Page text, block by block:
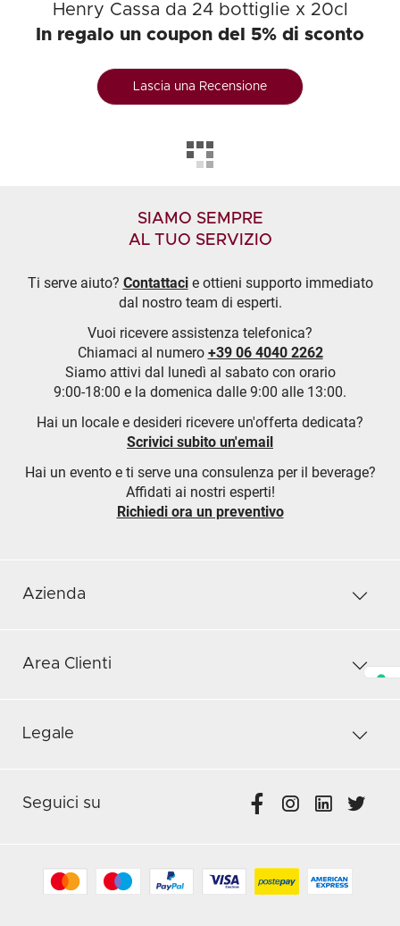
Henry Cassa da 24 bottiglie x 20cl
In regalo un coupon del 5% di sconto
Lascia una Recensione
SIAMO SEMPRE
AL TUO SERVIZIO
Ti serve aiuto? Contattacie ottieni supporto immediato
dal nostro team di esperti.
Vuoi ricevere assistenza telefonica?
Chiamaci al numero +39 06 4040 2262
Siamo attivi dal lunedì al sabato con orario
9:00-18:00 e la domenica dalle 9:00 alle 13:00.
Hai un locale e desideri ricevere un'offerta dedicata?
Scrivici subito un'email
Hai un evento e ti serve una consulenza per il beverage?
Affidati ai nostri esperti!
Richiedi ora un preventivo
Azienda
Area Clienti
Legale
Seguici su